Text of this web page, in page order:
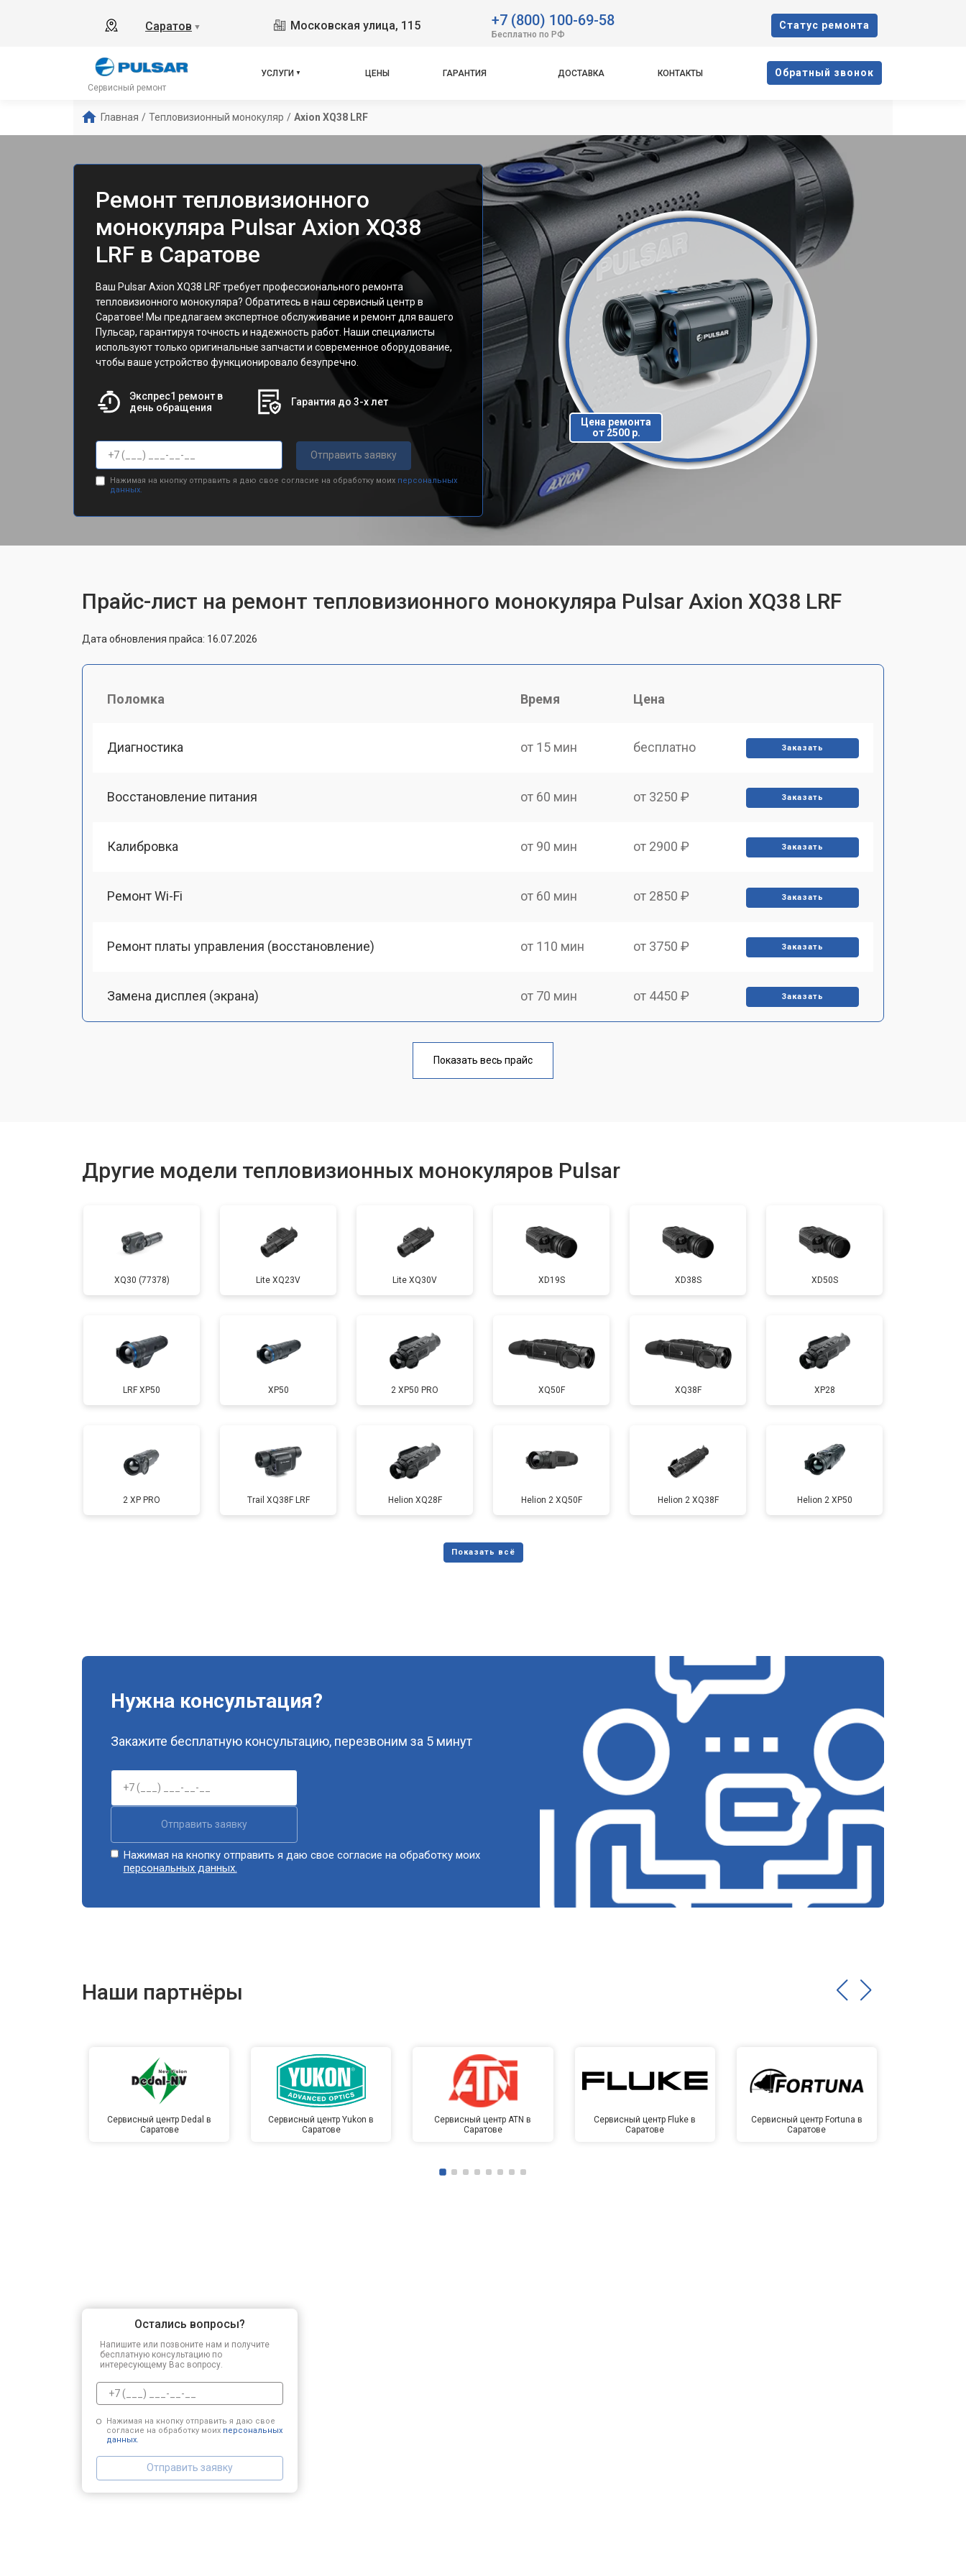
Саратов ▼ Московская улица, 115 +7 (800) 100-69-58
Бесплатно по РФ
Cтатус ремонта
Сервисный ремонт
УСЛУГИ ЦЕНЫ ГАРАНТИЯ ДОСТАВКА КОНТАКТЫ Oбратный звонок
Главная / Тепловизионный монокуляр / Axion XQ38 LRF
Ремонт тепловизионного
монокуляра Pulsar Axion XQ38
LRF в Саратове
Ваш Pulsar Axion XQ38 LRF требует профессионального ремонта
тепловизионного монокуляра? Обратитесь в наш сервисный центр в
Саратове! Мы предлагаем экспертное обслуживание и ремонт для вашего
Пульсар, гарантируя точность и надежность работ. Наши специалисты
используют только оригинальные запчасти и современное оборудование,
чтобы ваше устройство функционировало безупречно.
Экспрес1 ремонт в
день обращения
Гарантия до 3-х лет
Отправить заявку
Нажимая на кнопку отправить я даю свое согласие на обработку моих персональных
данных.
Цена ремонта
от 2500 р.
Прайс-лист на ремонт тепловизионного монокуляра Pulsar Axion XQ38 LRF
Дата обновления прайса: 16.07.2026
Поломка Время Цена
Диагностика от 15 мин бесплатно Заказать
Восстановление питания от 60 мин от 3250 ₽ Заказать
Калибровка от 90 мин от 2900 ₽ Заказать
Ремонт Wi-Fi от 60 мин от 2850 ₽ Заказать
Ремонт платы управления (восстановление) от 110 мин от 3750 ₽ Заказать
Замена дисплея (экрана) от 70 мин от 4450 ₽ Заказать
от 80 мин
Показать весь прайс
Другие модели тепловизионных монокуляров Pulsar
XQ30 (77378) Lite XQ23V Lite XQ30V XD19S XD38S XD50S
LRF XP50 XP50 2 XP50 PRO XQ50F XQ38F XP28
2 XP PRO Trail XQ38F LRF Helion XQ28F Helion 2 XQ50F Helion 2 XQ38F Helion 2 XP50
Нужна консультация?
Закажите бесплатную консультацию, перезвоним за 5 минут
Отправить заявку
Нажимая на кнопку отправить я даю свое согласие на обработку моих
персональных данных.
Наши партнёры
Сервисный центр Dedal в
Саратове
Сервисный центр Yukon в
Саратове
Сервисный центр ATN в
Саратове
Сервисный центр Fluke в
Саратове
Сервисный центр Fortuna в
Саратове
Остались вопросы?
Напишите или позвоните нам и получите
бесплатную консультацию по
интересующему Вас вопросу.
Нажимая на кнопку отправить я даю свое
согласие на обработку моих персональных
данных.
Отправить заявку